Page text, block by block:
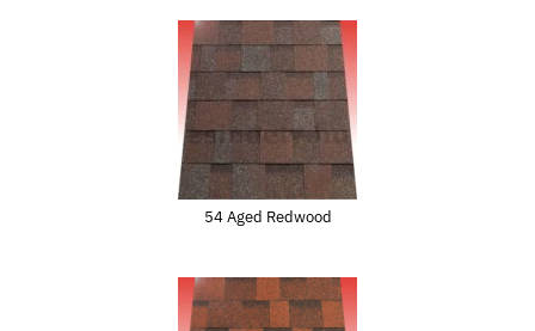
54 Aged Redwood